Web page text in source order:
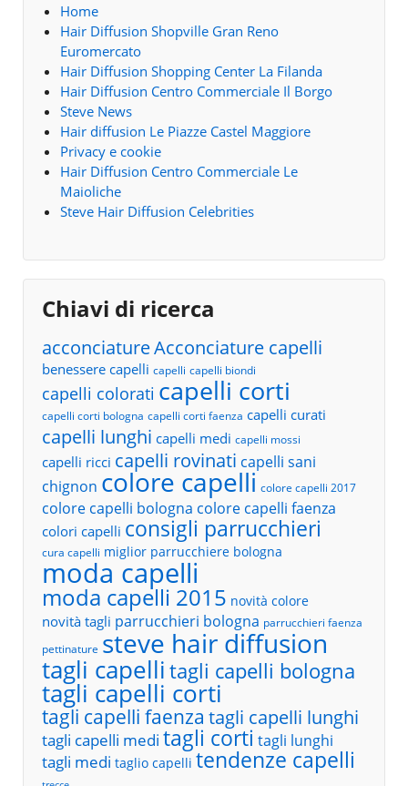
Home
Hair Diffusion Shopville Gran Reno
Euromercato
Hair Diffusion Shopping Center La Filanda
Hair Diffusion Centro Commerciale Il Borgo
Steve News
Hair diffusion Le Piazze Castel Maggiore
Privacy e cookie
Hair Diffusion Centro Commerciale Le
Maioliche
Steve Hair Diffusion Celebrities
Chiavi di ricerca
acconciatureAcconciature capelli
benessere capelli capelli capelli biondi
capelli colorati capelli corti
capelli corti bologna capelli corti faenza capelli curati
capelli lunghi capelli medi capelli mossi
capelli ricci capelli rovinati capelli sani
chignon colore capelli colore capelli 2017
colore capelli bologna colore capelli faenza
colori capelli consigli parrucchieri
cura capelli miglior parrucchiere bologna
moda capelli
moda capelli 2015 novità colore
novità tagli parrucchieri bologna parrucchieri faenza
pettinature steve hair diffusion
tagli capelli tagli capelli bologna
tagli capelli corti
tagli capelli faenza tagli capelli lunghi
tagli capelli medi tagli corti tagli lunghi
tagli medi taglio capelli tendenze capelli